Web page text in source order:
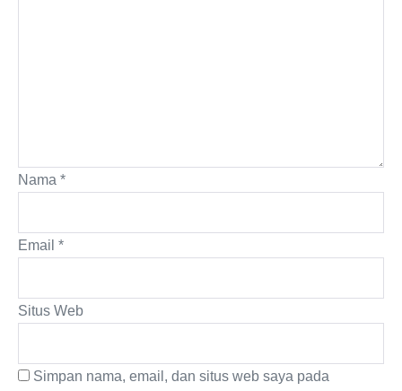
Nama *
Email *
Situs Web
Simpan nama, email, dan situs web saya pada